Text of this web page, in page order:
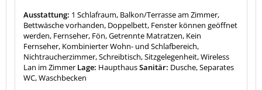
Ausstattung: 1 Schlafraum, Balkon/Terrasse am Zimmer,
Bettwäsche vorhanden, Doppelbett, Fenster können geöffnet
werden, Fernseher, Fön, Getrennte Matratzen, Kein
Fernseher, Kombinierter Wohn- und Schlafbereich,
Nichtraucherzimmer, Schreibtisch, Sitzgelegenheit, Wireless
Lan im Zimmer Lage: HaupthausSanitär: Dusche, Separates
WC, Waschbecken